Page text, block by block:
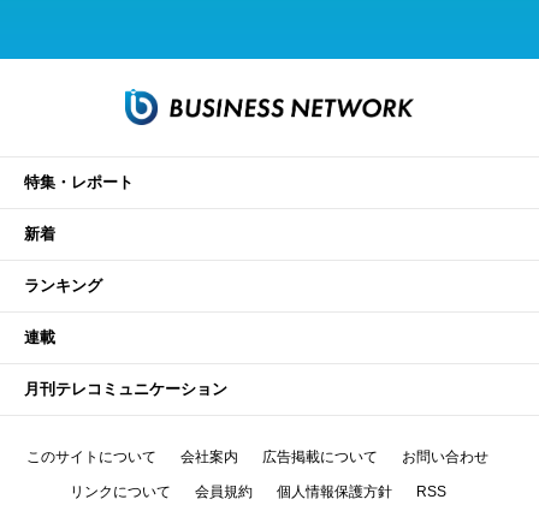
特集・レポート
新着
ランキング
連載
月刊テレコミュニケーション
このサイトについて 会社案内 広告掲載について お問い合わせ
リンクについて 会員規約 個人情報保護方針 RSS